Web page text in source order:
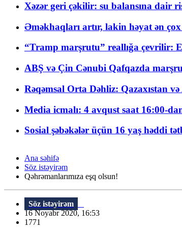
Xəzər geri çəkilir: su balansına dair
Əməkhaqları artır, lakin həyat ən
“Tramp marşrutu” reallığa çevrilir:
ABŞ və Çin Cənubi Qafqazda
Rəqəmsal Orta Dəhliz: Qazaxıstan
Media icmalı: 4 avqust saat 16:00-
Sosial şəbəkələr üçün 16 yaş həddi
Ana səhifə
Söz istəyirəm
Qəhrəmanlarımıza eşq olsun!
Söz istəyirəm
16 Noyabr 2020, 16:53
1771